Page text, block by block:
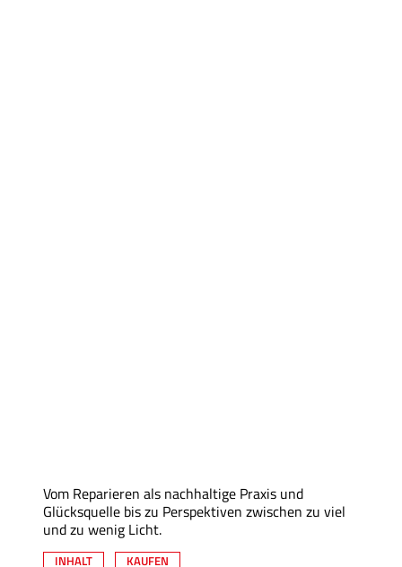
Vom Reparieren als nachhaltige Praxis und
Glücksquelle bis zu Perspektiven zwischen zu viel
und zu wenig Licht.
INHALT KAUFEN